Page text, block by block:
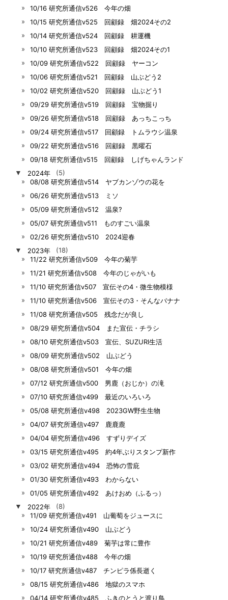
10/16 研究所通信v526 今年の畑
10/15 研究所通信v525 回顧録 畑2024その2
10/14 研究所通信v524 回顧録 耕運機
10/10 研究所通信v523 回顧録 畑2024その1
10/09 研究所通信v522 回顧録 ヤーコン
10/06 研究所通信v521 回顧録 山ぶどう2
10/02 研究所通信v520 回顧録 山ぶどう1
09/29 研究所通信v519 回顧録 宝物掘り
09/26 研究所通信v518 回顧録 あっちこっち
09/24 研究所通信v517 回顧録 トムラウシ温泉
09/22 研究所通信v516 回顧録 黒曜石
09/18 研究所通信v515 回顧録 しげちゃんランド
▼
2024年
(5)
08/08 研究所通信v514 ヤブカンゾウの花を
06/26 研究所通信v513 ミソ
05/09 研究所通信v512 温泉?
05/07 研究所通信v511 ものすごい温泉
02/26 研究所通信v510 2024迎春
▼
2023年
(18)
11/22 研究所通信v509 今年の菊芋
11/21 研究所通信v508 今年のじゃがいも
11/10 研究所通信v507 宣伝その4・微生物模様
11/10 研究所通信v506 宣伝その3・そんなバナナ
11/08 研究所通信v505 残念だが良し
08/29 研究所通信v504 また宣伝・チラシ
08/10 研究所通信v503 宣伝、SUZURI生活
08/09 研究所通信v502 山ぶどう
08/08 研究所通信v501 今年の畑
07/12 研究所通信v500 男鹿（おじか）の滝
07/10 研究所通信v499 最近のいろいろ
05/08 研究所通信v498 2023GW野生生物
04/07 研究所通信v497 鹿鹿鹿
04/04 研究所通信v496 すずりデイズ
03/15 研究所通信v495 約4年ぶりスタンプ新作
03/02 研究所通信v494 恐怖の雪庇
01/30 研究所通信v493 わからない
01/05 研究所通信v492 あけおめ（ふるっ）
▼
2022年
(8)
11/09 研究所通信v491 山葡萄をジュースに
10/24 研究所通信v490 山ぶどう
10/21 研究所通信v489 菊芋は常に豊作
10/19 研究所通信v488 今年の畑
10/17 研究所通信v487 チンピラ係長逝く
08/15 研究所通信v486 地獄のスマホ
04/14 研究所通信v485 ふきのとうと渡り鳥